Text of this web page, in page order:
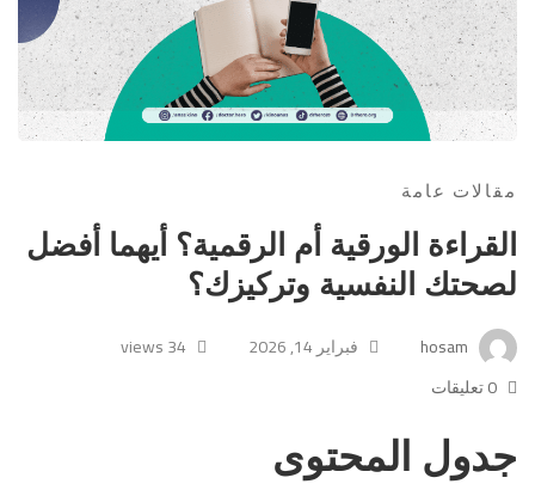
مقالات عامة
القراءة الورقية أم الرقمية؟ أيهما أفضل
لصحتك النفسية وتركيزك؟
فبراير 14, 2026
34 views
0 تعليقات
جدول المحتوى